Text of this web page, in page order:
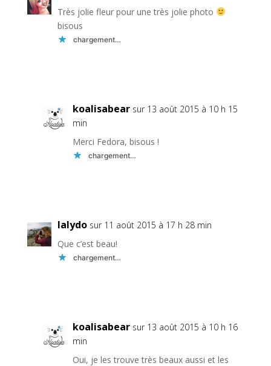
Très jolie fleur pour une très jolie photo
bisous
chargement…
koalisabear sur 13 août 2015 à 10 h 15
min
Merci Fedora, bisous !
chargement…
lalydo sur 11 août 2015 à 17 h 28 min
Que c’est beau!
chargement…
koalisabear sur 13 août 2015 à 10 h 16
min
Oui, je les trouve très beaux aussi et les